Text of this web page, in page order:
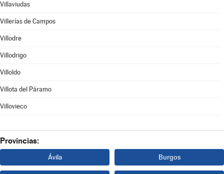
Villaviudas
Villerías de Campos
Villodre
Villodrigo
Villoldo
Villota del Páramo
Villovieco
Provincias:
Ávila Burgos